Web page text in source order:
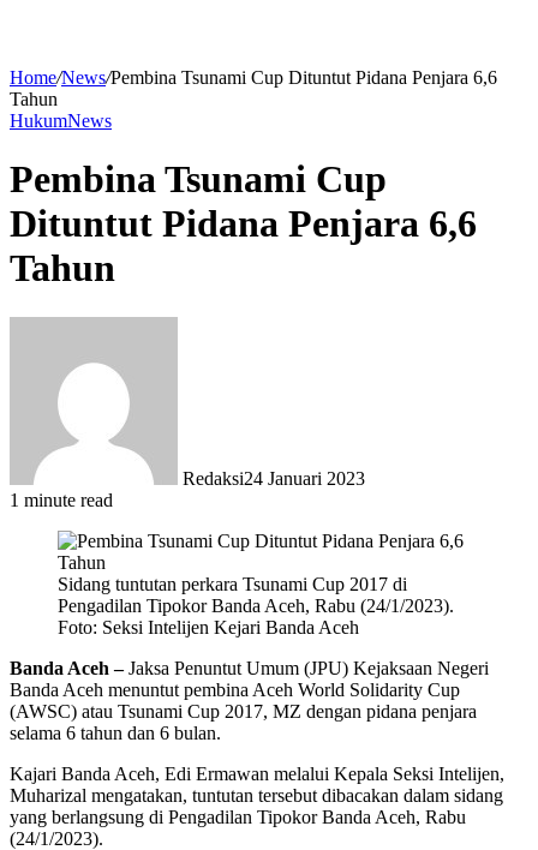
Home/News/Pembina Tsunami Cup Dituntut Pidana Penjara 6,6
Tahun
HukumNews
Pembina Tsunami Cup
Dituntut Pidana Penjara 6,6
Tahun
Redaksi24 Januari 2023
1 minute read
Sidang tuntutan perkara Tsunami Cup 2017 di
Pengadilan Tipokor Banda Aceh, Rabu (24/1/2023).
Foto: Seksi Intelijen Kejari Banda Aceh
Banda Aceh –Jaksa Penuntut Umum (JPU) Kejaksaan Negeri
Banda Aceh menuntut pembina Aceh World Solidarity Cup
(AWSC) atau Tsunami Cup 2017, MZ dengan pidana penjara
selama 6 tahun dan 6 bulan.
Kajari Banda Aceh, Edi Ermawan melalui Kepala Seksi Intelijen,
Muharizal mengatakan, tuntutan tersebut dibacakan dalam sidang
yang berlangsung di Pengadilan Tipokor Banda Aceh, Rabu
(24/1/2023).